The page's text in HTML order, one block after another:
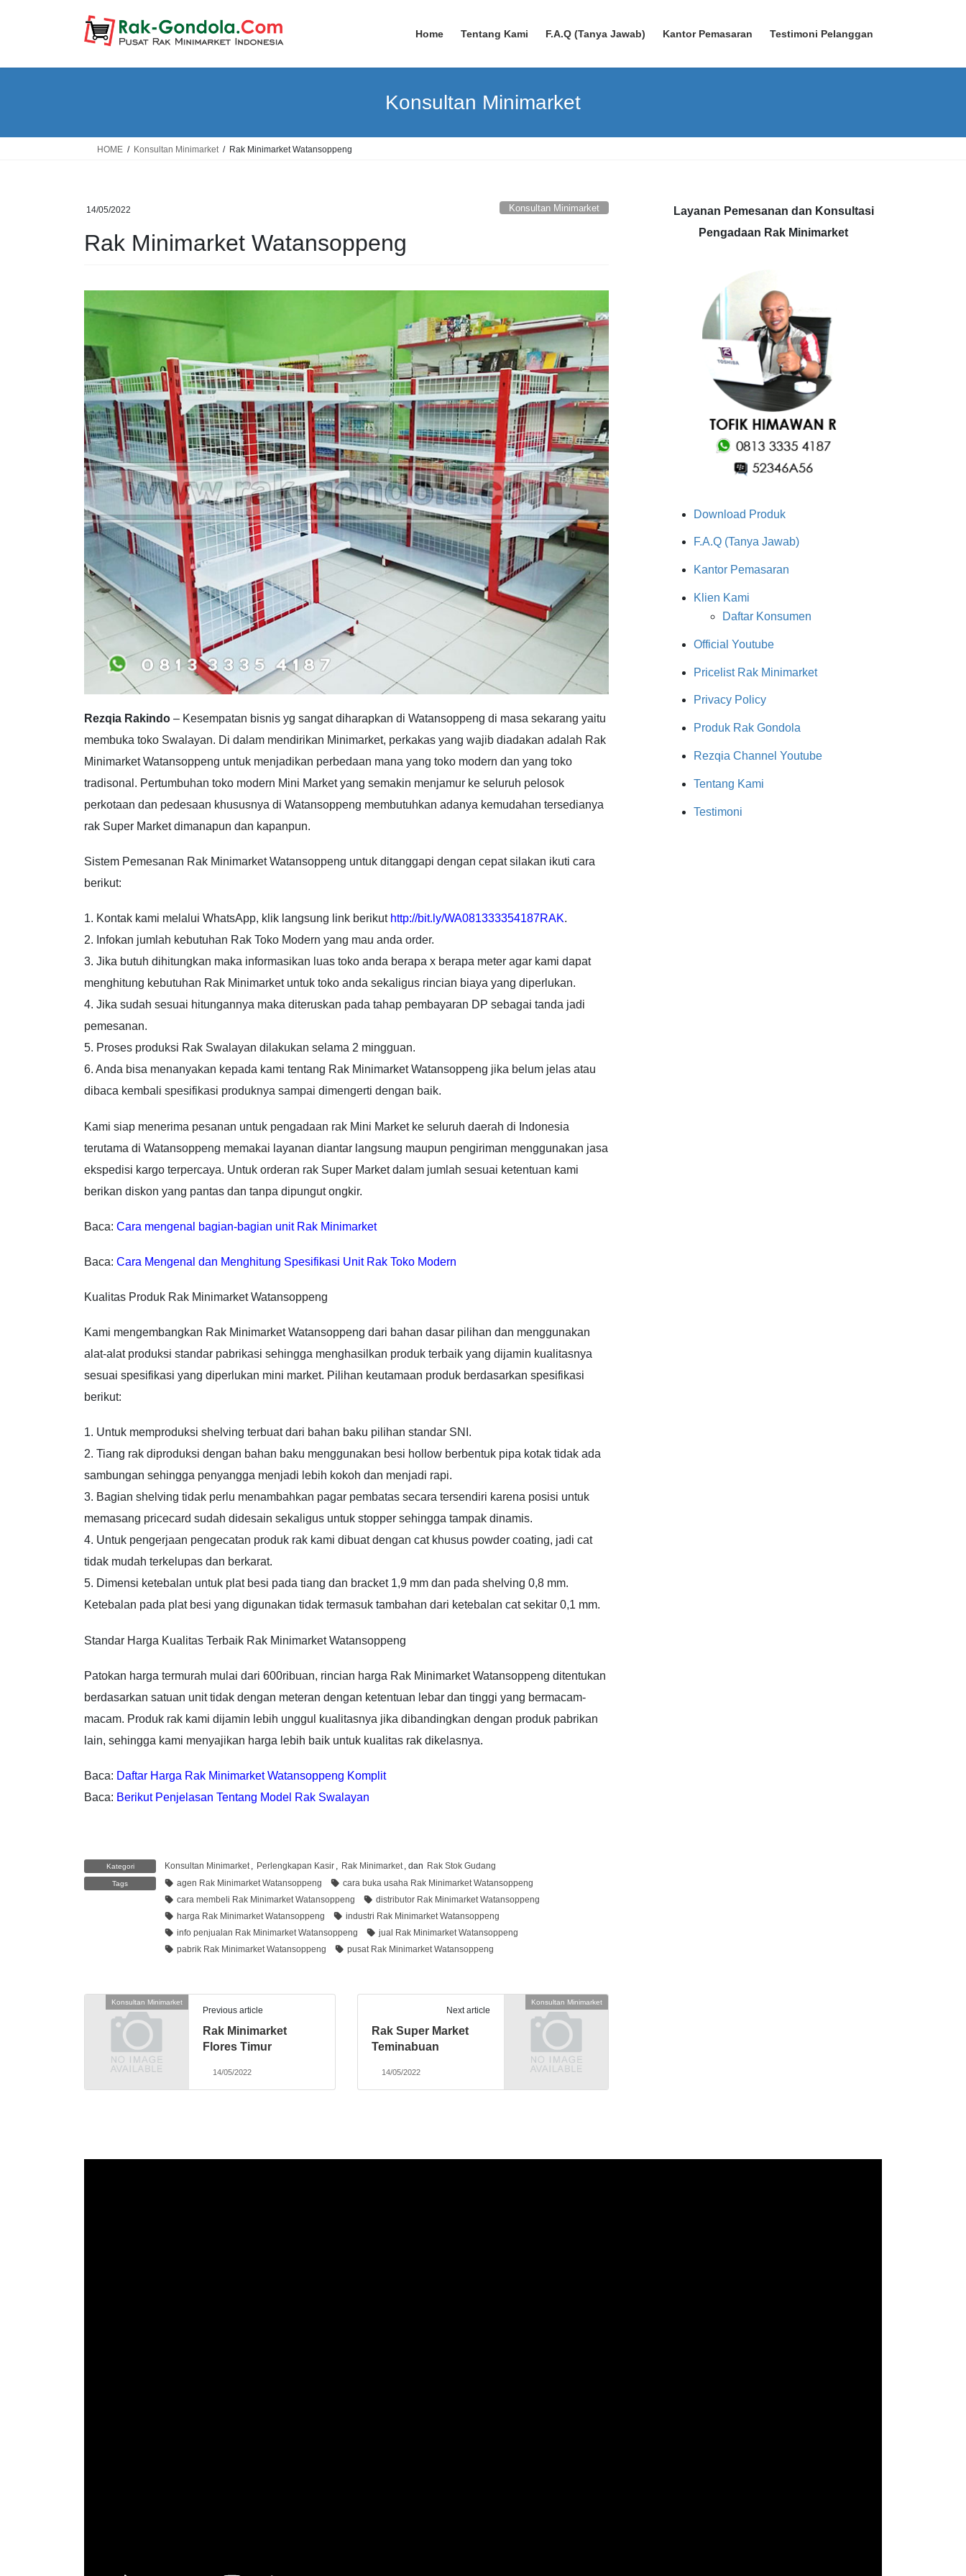
Home Tentang Kami F.A.Q (Tanya Jawab) Kantor Pemasaran Testimoni Pelanggan
Konsultan Minimarket
HOME Konsultan Minimarket Rak Minimarket Watansoppeng
14/05/2022 Konsultan Minimarket
Rak Minimarket Watansoppeng
Rezqia Rakindo – Kesempatan bisnis yg sangat diharapkan di Watansoppeng di masa sekarang yaitu
membuka toko Swalayan. Di dalam mendirikan Minimarket, perkakas yang wajib diadakan adalah Rak
Minimarket Watansoppeng untuk menjadikan perbedaan mana yang toko modern dan yang toko
tradisonal. Pertumbuhan toko modern Mini Market yang semakin menjamur ke seluruh pelosok
perkotaan dan pedesaan khususnya di Watansoppeng membutuhkan adanya kemudahan tersedianya
rak Super Market dimanapun dan kapanpun.
Sistem Pemesanan Rak Minimarket Watansoppeng untuk ditanggapi dengan cepat silakan ikuti cara
berikut:
1. Kontak kami melalui WhatsApp, klik langsung link berikut http://bit.ly/WA081333354187RAK.
2. Infokan jumlah kebutuhan Rak Toko Modern yang mau anda order.
3. Jika butuh dihitungkan maka informasikan luas toko anda berapa x berapa meter agar kami dapat
menghitung kebutuhan Rak Minimarket untuk toko anda sekaligus rincian biaya yang diperlukan.
4. Jika sudah sesuai hitungannya maka diteruskan pada tahap pembayaran DP sebagai tanda jadi
pemesanan.
5. Proses produksi Rak Swalayan dilakukan selama 2 mingguan.
6. Anda bisa menanyakan kepada kami tentang Rak Minimarket Watansoppeng jika belum jelas atau
dibaca kembali spesifikasi produknya sampai dimengerti dengan baik.
Kami siap menerima pesanan untuk pengadaan rak Mini Market ke seluruh daerah di Indonesia
terutama di Watansoppeng memakai layanan diantar langsung maupun pengiriman menggunakan jasa
ekspedisi kargo terpercaya. Untuk orderan rak Super Market dalam jumlah sesuai ketentuan kami
berikan diskon yang pantas dan tanpa dipungut ongkir.
Baca: Cara mengenal bagian-bagian unit Rak Minimarket
Baca: Cara Mengenal dan Menghitung Spesifikasi Unit Rak Toko Modern
Kualitas Produk Rak Minimarket Watansoppeng
Kami mengembangkan Rak Minimarket Watansoppeng dari bahan dasar pilihan dan menggunakan
alat-alat produksi standar pabrikasi sehingga menghasilkan produk terbaik yang dijamin kualitasnya
sesuai spesifikasi yang diperlukan mini market. Pilihan keutamaan produk berdasarkan spesifikasi
berikut:
1. Untuk memproduksi shelving terbuat dari bahan baku pilihan standar SNI.
2. Tiang rak diproduksi dengan bahan baku menggunakan besi hollow berbentuk pipa kotak tidak ada
sambungan sehingga penyangga menjadi lebih kokoh dan menjadi rapi.
3. Bagian shelving tidak perlu menambahkan pagar pembatas secara tersendiri karena posisi untuk
memasang pricecard sudah didesain sekaligus untuk stopper sehingga tampak dinamis.
4. Untuk pengerjaan pengecatan produk rak kami dibuat dengan cat khusus powder coating, jadi cat
tidak mudah terkelupas dan berkarat.
5. Dimensi ketebalan untuk plat besi pada tiang dan bracket 1,9 mm dan pada shelving 0,8 mm.
Ketebalan pada plat besi yang digunakan tidak termasuk tambahan dari ketebalan cat sekitar 0,1 mm.
Standar Harga Kualitas Terbaik Rak Minimarket Watansoppeng
Patokan harga termurah mulai dari 600ribuan, rincian harga Rak Minimarket Watansoppeng ditentukan
berdasarkan satuan unit tidak dengan meteran dengan ketentuan lebar dan tinggi yang bermacam-
macam. Produk rak kami dijamin lebih unggul kualitasnya jika dibandingkan dengan produk pabrikan
lain, sehingga kami menyajikan harga lebih baik untuk kualitas rak dikelasnya.
Baca: Daftar Harga Rak Minimarket Watansoppeng Komplit
Baca: Berikut Penjelasan Tentang Model Rak Swalayan
Kategori Konsultan Minimarket , Perlengkapan Kasir , Rak Minimarket , dan Rak Stok Gudang
Tags agen Rak Minimarket Watansoppeng
cara buka usaha Rak Minimarket Watansoppeng
cara membeli Rak Minimarket Watansoppeng
distributor Rak Minimarket Watansoppeng
harga Rak Minimarket Watansoppeng
industri Rak Minimarket Watansoppeng
info penjualan Rak Minimarket Watansoppeng
jual Rak Minimarket Watansoppeng
pabrik Rak Minimarket Watansoppeng
pusat Rak Minimarket Watansoppeng
Konsultan Minimarket
Previous article
Rak Minimarket
Flores Timur
14/05/2022
Konsultan Minimarket
Next article
Rak Super Market
Teminabuan
14/05/2022
Layanan Pemesanan dan Konsultasi
Pengadaan Rak Minimarket
Download Produk
F.A.Q (Tanya Jawab)
Kantor Pemasaran
Klien Kami
Daftar Konsumen
Official Youtube
Pricelist Rak Minimarket
Privacy Policy
Produk Rak Gondola
Rezqia Channel Youtube
Tentang Kami
Testimoni